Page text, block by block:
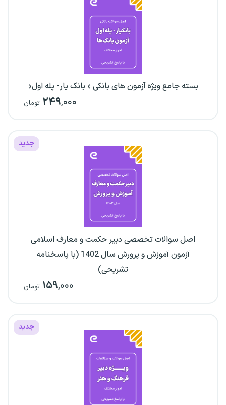
بسته جامع ویژه آزمون های بانکی « بانک یار- پله اول»
۲۴۹,۰۰۰ تومان
جدید
اصل سوالات تخصصی دبیر حکمت و معارف اسلامی
آزمون آموزش و پرورش سال 1402 (با پاسخنامه
تشریحی)
۱۵۹,۰۰۰ تومان
جدید